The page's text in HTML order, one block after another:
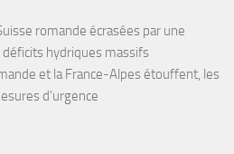
romande écrasées par une
hydriques massifs
et la France-Alpes étouffent, les
d’urgence